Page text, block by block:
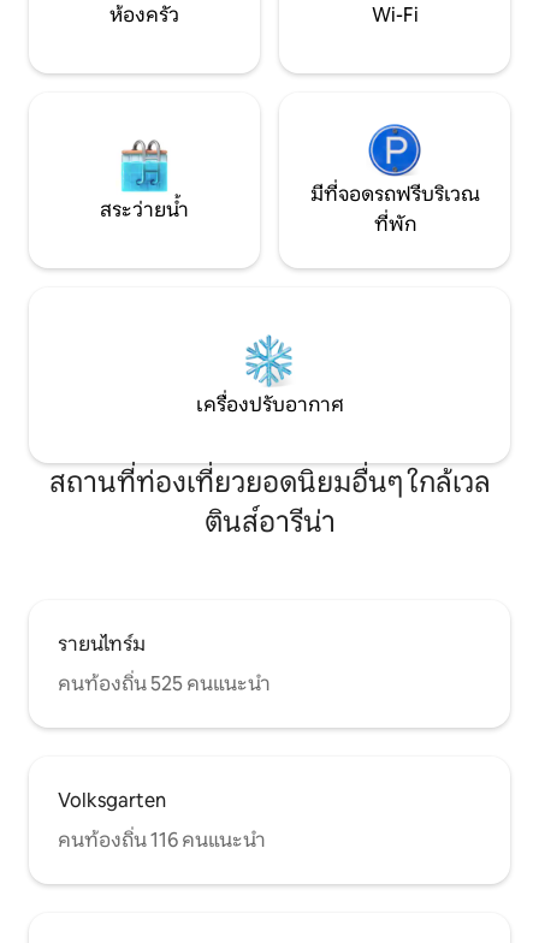
ห้องครัว Wi-Fi
สระว่ายน้ำ
มีที่จอดรถฟรีบริเวณ
ที่พัก
เครื่องปรับอากาศ
สถานที่ท่องเที่ยวยอดนิยมอื่นๆ ใกล้เวล
ตินส์อารีน่า
รายนไทร์ม
คนท้องถิ่น 525 คนแนะนำ
Volksgarten
คนท้องถิ่น 116 คนแนะนำ